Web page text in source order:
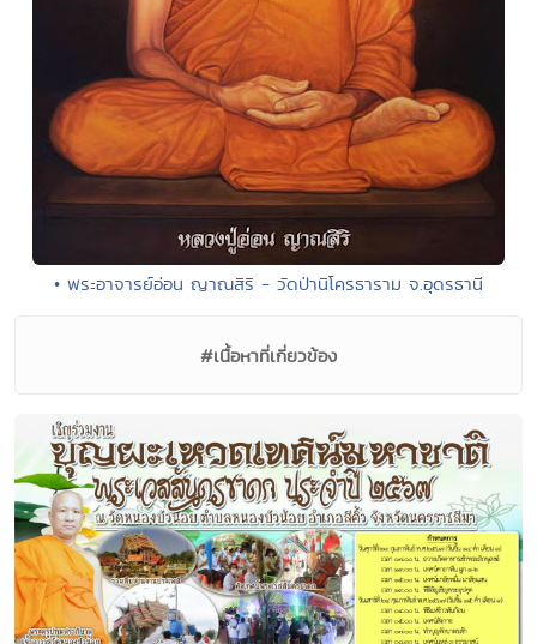
• พระอาจารย์อ่อน ญาณสิริ - วัดป่านิโครธาราม จ.อุดรธานี
#เนื้อหาที่เกี่ยวข้อง